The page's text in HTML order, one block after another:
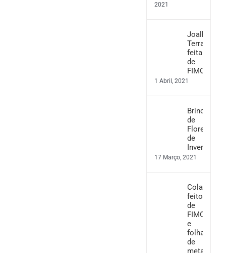
2021
Joalharia
Terrazzo
feita
de
FIMO
1 Abril, 2021
Brincos
de
Flores
de
Inverno
17 Março, 2021
Colar
feito
de
FIMO
e
folha
de
metal